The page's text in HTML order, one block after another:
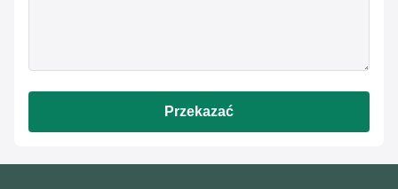
Przekazać